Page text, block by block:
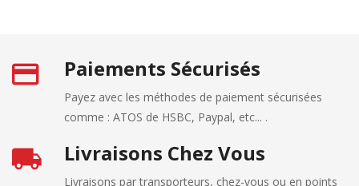
Paiements Sécurisés
Payez avec les méthodes de paiement sécurisées
comme : ATOS de HSBC, Paypal, etc... .
Livraisons Chez Vous
Livraisons par transporteurs, chez-vous ou en points